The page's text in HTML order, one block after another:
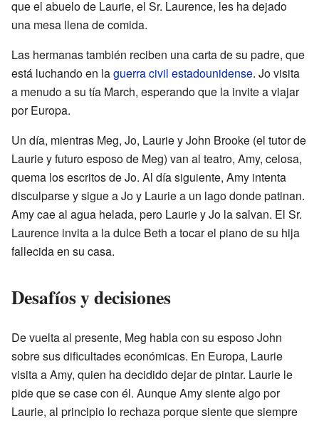
que el abuelo de Laurie, el Sr. Laurence, les ha dejado
una mesa llena de comida.
Las hermanas también reciben una carta de su padre, que
está luchando en laguerra civil estadounidense. Jo visita
a menudo a su tía March, esperando que la invite a viajar
por Europa.
Un día, mientras Meg, Jo, Laurie y John Brooke (el tutor de
Laurie y futuro esposo de Meg) van al teatro, Amy, celosa,
quema los escritos de Jo. Al día siguiente, Amy intenta
disculparse y sigue a Jo y Laurie a un lago donde patinan.
Amy cae al agua helada, pero Laurie y Jo la salvan. El Sr.
Laurence invita a la dulce Beth a tocar el piano de su hija
fallecida en su casa.
Desafíos y decisiones
De vuelta al presente, Meg habla con su esposo John
sobre sus dificultades económicas. En Europa, Laurie
visita a Amy, quien ha decidido dejar de pintar. Laurie le
pide que se case con él. Aunque Amy siente algo por
Laurie, al principio lo rechaza porque siente que siempre